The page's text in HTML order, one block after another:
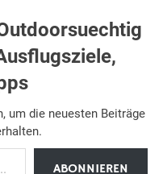
um die neuesten Beiträge
ABONNIEREN